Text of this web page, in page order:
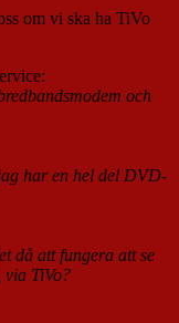
om vi ska ha TiVo
och
har en hel del DVD-
då att fungera att se
TiVo?